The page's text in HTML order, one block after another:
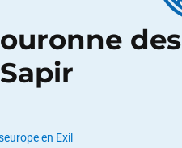
des
en Exil